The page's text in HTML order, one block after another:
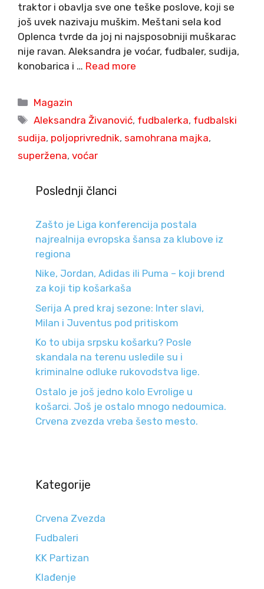
traktor i obavlja sve one teške poslove, koji se
još uvek nazivaju muškim. Meštani sela kod
Oplenca tvrde da joj ni najsposobniji muškarac
nije ravan. Aleksandra je voćar, fudbaler, sudija,
konobarica i … Read more
Categories
Magazin
Tags
Aleksandra Živanović, fudbalerka, fudbalski
sudija, poljoprivrednik, samohrana majka,
superžena, voćar
Poslednji članci
Zašto je Liga konferencija postala
najrealnija evropska šansa za klubove iz
regiona
Nike, Jordan, Adidas ili Puma – koji brend
za koji tip košarkaša
Serija A pred kraj sezone: Inter slavi,
Milan i Juventus pod pritiskom
Ko to ubija srpsku košarku? Posle
skandala na terenu usledile su i
kriminalne odluke rukovodstva lige.
Ostalo je još jedno kolo Evrolige u
košarci. Još je ostalo mnogo nedoumica.
Crvena zvezda vreba šesto mesto.
Kategorije
Crvena Zvezda
Fudbaleri
KK Partizan
Klađenje